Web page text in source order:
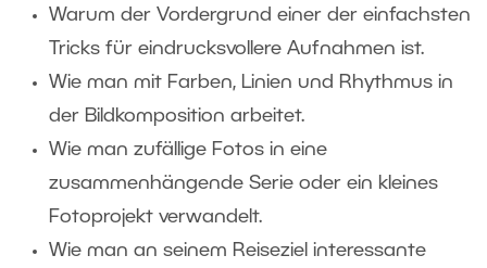
Warum der Vordergrund einer der einfachsten
Tricks für eindrucksvollere Aufnahmen ist.
Wie man mit Farben, Linien und Rhythmus in
der Bildkomposition arbeitet.
Wie man zufällige Fotos in eine
zusammenhängende Serie oder ein kleines
Fotoprojekt verwandelt.
Wie man an seinem Reiseziel interessante